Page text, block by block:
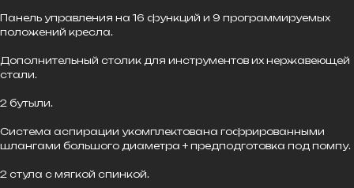
Панель управления на 16 функций и 9 программируемых
положений кресла.
Дополнительный столик для инструментов их нержавеющей
стали.
2 бутыли.
Система аспирации укомплектована гофрированными
шлангами большого диаметра + предподготовка под помпу.
2 стула с мягкой спинкой.